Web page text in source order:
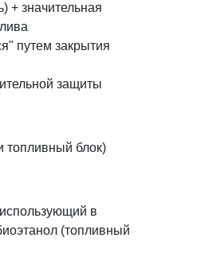
+ значительная
путем закрытия
защиты
топливный блок)
в
(топливный